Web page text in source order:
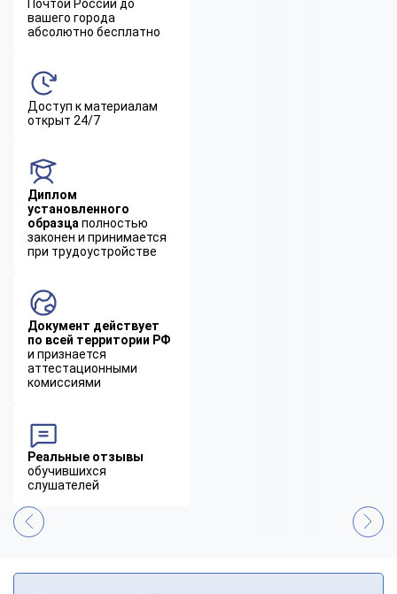
Почтой России до
вашего города
абсолютно бесплатно
Доступ к материалам
открыт 24/7
Диплом
установленного
образца полностью
законен и принимается
при трудоустройстве
Документ действует
по всей территории РФ
и признается
аттестационными
комиссиями
Реальные отзывы
обучившихся
слушателей